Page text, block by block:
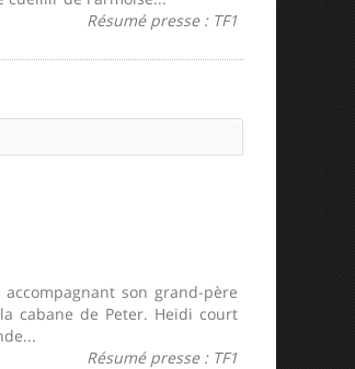
Résumé presse : TF1
son grand-père
cabane de Peter. Heidi court
Résumé presse : TF1